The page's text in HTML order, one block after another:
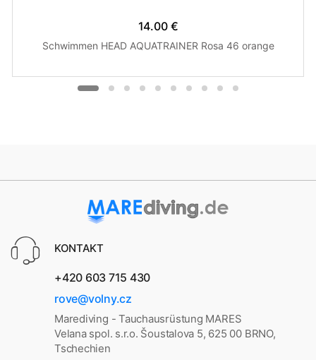
14.00 €
Schwimmen HEAD AQUATRAINER Rosa 46 orange
KONTAKT
+420 603 715 430
rove@volny.cz
Marediving - Tauchausrüstung MARES
Velana spol. s.r.o. Šoustalova 5, 625 00 BRNO,
Tschechien